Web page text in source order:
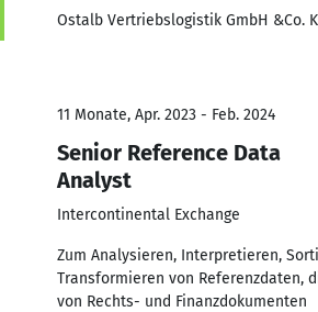
Ostalb Vertriebslogistik GmbH &Co.
11 Monate, Apr. 2023 - Feb. 2024
Senior Reference Data
Analyst
Intercontinental Exchange
Zum Analysieren, Interpretieren,
Transformieren von Referenzdaten,
von Rechts- und Finanzdokumenten